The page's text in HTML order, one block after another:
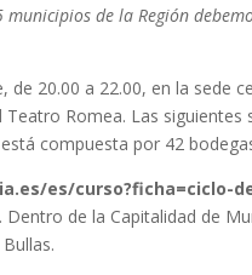
municipios de la Región
20.00 a 22.00, en la sede
Teatro Romea. Las siguientes
compuesta por 42
es/curso?ficha=ciclo-
de la Capitalidad de